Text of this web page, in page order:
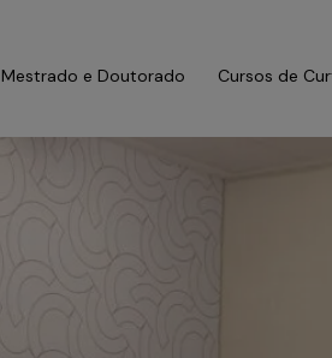
Mestrado e Doutorado Cursos de